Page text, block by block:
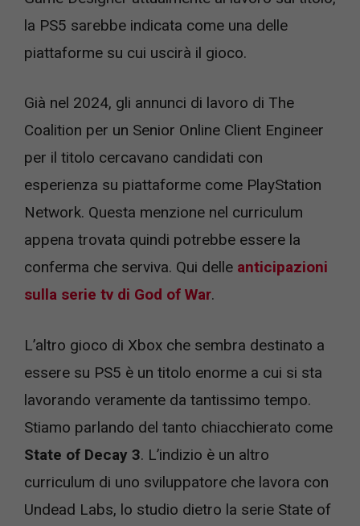
la PS5 sarebbe indicata come una delle
piattaforme su cui uscirà il gioco.
Già nel 2024, gli annunci di lavoro di The
Coalition per un Senior Online Client Engineer
per il titolo cercavano candidati con
esperienza su piattaforme come PlayStation
Network. Questa menzione nel curriculum
appena trovata quindi potrebbe essere la
conferma che serviva. Qui delle anticipazioni
sulla serie tv di God of War.
L’altro gioco di Xbox che sembra destinato a
essere su PS5 è un titolo enorme a cui si sta
lavorando veramente da tantissimo tempo.
Stiamo parlando del tanto chiacchierato come
State of Decay 3. L’indizio è un altro
curriculum di uno sviluppatore che lavora con
Undead Labs, lo studio dietro la serie State of